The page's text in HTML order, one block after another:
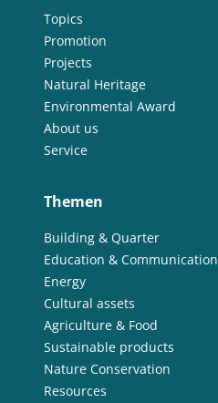
Topics
Promotion
Projects
Natural Heritage
Environmental Award
About us
Service
Themen
Building & Quarter
Education & Communication
Energy
Cultural assets
Agriculture & Food
Sustainable products
Nature Conservation
Resources